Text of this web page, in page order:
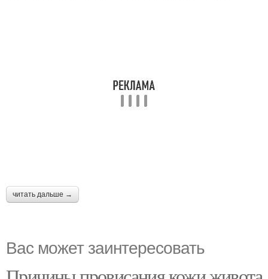
читать дальше →
Вас может заинтересовать